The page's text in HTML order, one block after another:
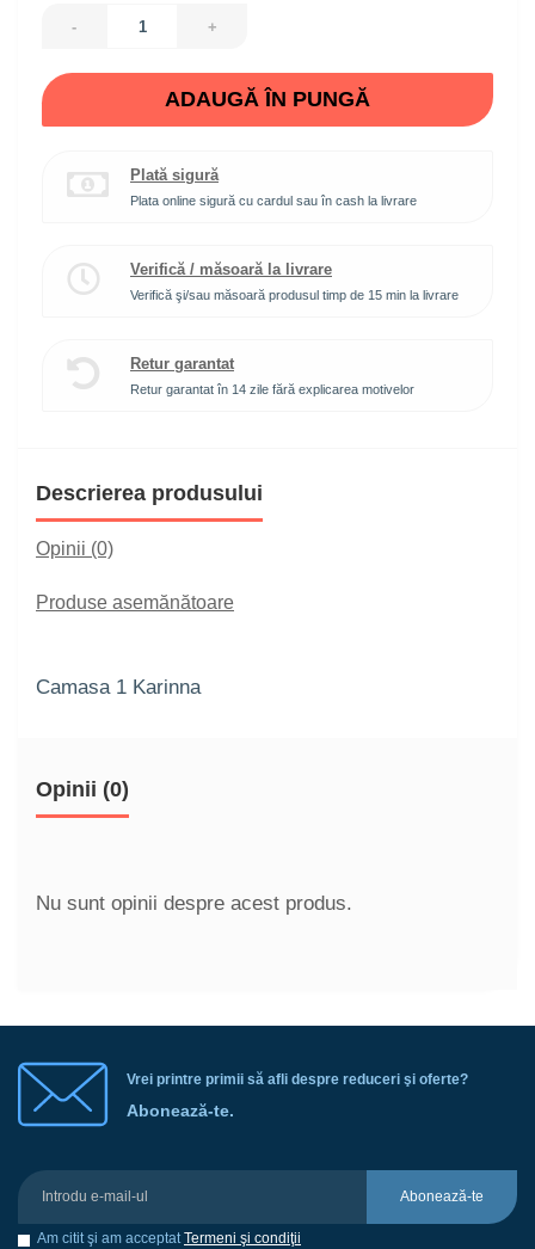
- +
ADAUGĂ ÎN PUNGĂ
Plată sigură
Plata online sigură cu cardul sau în cash la livrare
Verifică / măsoară la livrare
Verifică şi/sau măsoară produsul timp de 15 min la livrare
Retur garantat
Retur garantat în 14 zile fără explicarea motivelor
Descrierea produsului
Opinii (0)
Produse asemănătoare
Camasa 1 Karinna
Opinii (0)
Nu sunt opinii despre acest produs.
Vrei printre primii să afli despre reduceri şi oferte?
Abonează-te.
Abonează-te
Am citit şi am acceptatTermeni şi condiţii